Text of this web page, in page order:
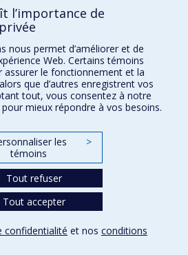
SCIENCES
l’importance de
nous permet d’améliorer et de
Web. Certains témoins
assurer le fonctionnement et la
que d’autres enregistrent vos
tout, vous consentez à notre
mieux répondre à vos besoins.
les
témoins
>
Tout refuser
Tout accepter
confidentialité et nos conditions